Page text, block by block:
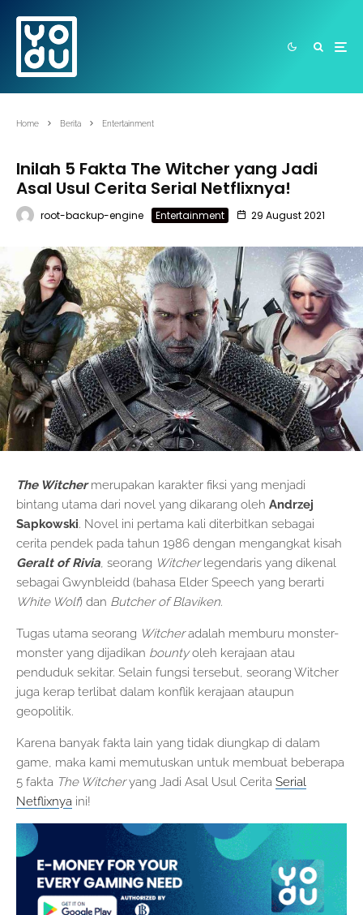
Home Berita Entertainment
Inilah 5 Fakta The Witcher yang Jadi
Asal Usul Cerita Serial Netflixnya!
root-backup-engine Entertainment 29 August 2021
The Witcher merupakan karakter fiksi yang menjadi
bintang utama dari novel yang dikarang oleh Andrzej
Sapkowski. Novel ini pertama kali diterbitkan sebagai
cerita pendek pada tahun 1986 dengan mengangkat kisah
Geralt of Rivia, seorang Witcherlegendaris yang dikenal
sebagai Gwynbleidd (bahasa Elder Speech yang berarti
White Wolf) dan Butcher of Blaviken.
Tugas utama seorang Witcheradalah memburu monster-
monster yang dijadikan bountyoleh kerajaan atau
penduduk sekitar. Selain fungsi tersebut, seorang Witcher
juga kerap terlibat dalam konflik kerajaan ataupun
geopolitik.
Karena banyak fakta lain yang tidak diungkap di dalam
game, maka kami memutuskan untuk membuat beberapa
5 fakta The Witcheryang Jadi Asal Usul Cerita Serial
Netflixnya ini!